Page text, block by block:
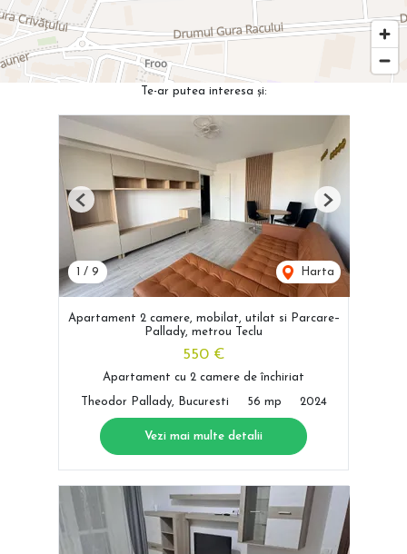
Te-ar putea interesa și:
/ 9 Harta
Previous Next
Apartament 2 camere, mobilat, utilat si Parcare–
Pallady, metrou Teclu
550 €
Apartament cu 2 camere de închiriat
Theodor Pallady, Bucuresti 56 mp 2024
Vezi mai multe detalii